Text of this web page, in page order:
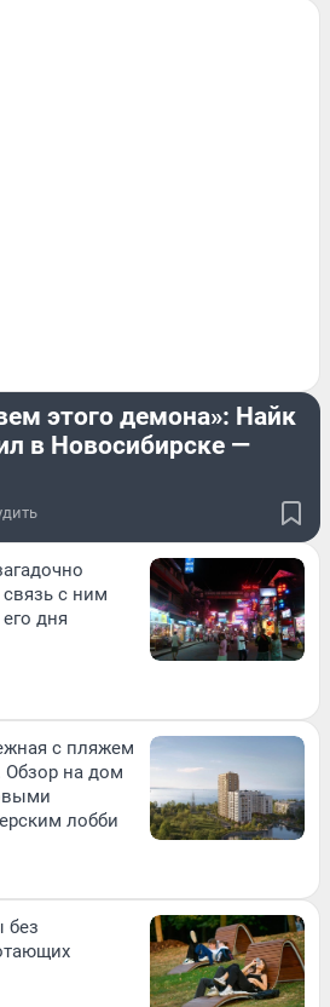
этого демона»: Найк
в Новосибирске —
с ним
дня
с пляжем
Обзор на дом
лобби
без